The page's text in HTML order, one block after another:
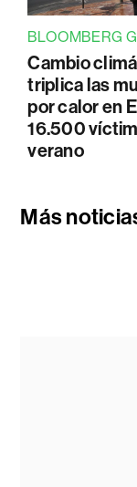
BLOOMBERG
Cambio
triplica las
por calor en
16.500
verano
Más